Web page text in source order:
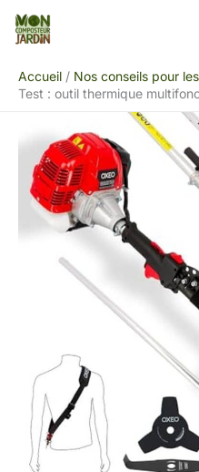
Aller
Accueil
Nos conseils pour
Test : outil thermique
Rechercher